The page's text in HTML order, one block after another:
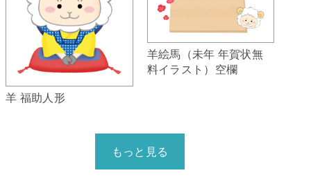
羊 福助人形
羊絵馬（未年 年賀状無
料イラスト）空欄
もっと見る